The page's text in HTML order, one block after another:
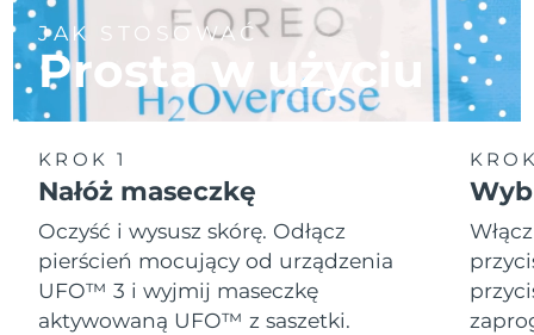
JAK STOSOWAĆ
Prosta w użyciu
KROK 1
Nałóż maseczkę
Oczyść i wysusz skórę. Odłącz
pierścień mocujący od urządzenia
UFO™ 3 i wyjmij maseczkę
aktywowaną UFO™ z saszetki.